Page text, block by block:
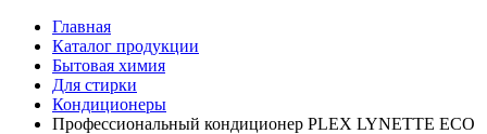
Главная
Каталог продукции
Бытовая химия
Для стирки
Кондиционеры
Профессиональный кондиционер PLEX LYNETTE ECO